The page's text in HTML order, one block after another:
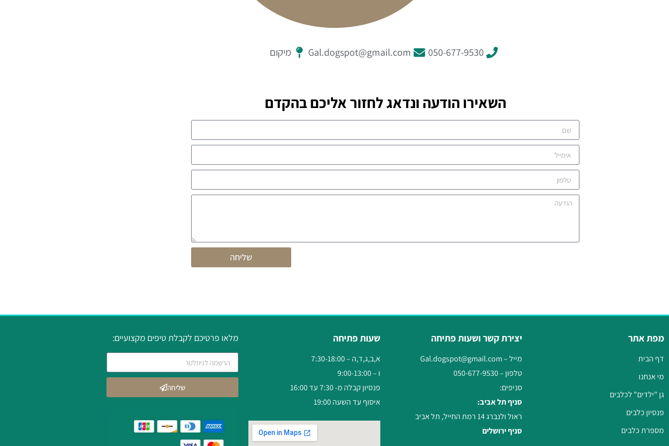
050-677-9530
Gal.dogspot@gmail.com מיקום
השאירו הודעה ונדאג לחזור אליכם בהקדם
שליחה
מפת אתר
דף הבית
מי אנחנו
גן "ילדים" לכלבים
פנסיון כלבים
מספרת כלבים
יצירת קשר ושעות פתיחה
מייל –Gal.dogspot@gmail.com
טלפון –050-677-9530
סניפים:
סניף תל אביב:
ראול ולנברג 14 רמת החייל, תל אביב
סניף ירושלים
שעות פתיחה
א,ב,ג,ד,ה – 7:30-18:00
ו – 9:00-13:00
פנסיון קבלה מ- 7:30 עד 16:00
איסוף עד השעה 19:00
מלאו פרטיכם לקבלת טיפים מקצועיים:
שליחה